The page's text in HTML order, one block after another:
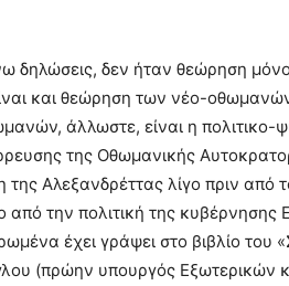
δεν ήταν θεώρηση
και θεώρηση των νέο-
άλλωστε, είναι η
της Οθωμανικής
Αλεξανδρέττας λίγο πριν από
από την πολιτική της
έχει γράψει στο βιβλίο του
(πρώην υπουργός Εξωτερικών